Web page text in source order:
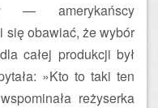
— amerykańscy
się obawiać, że wybór
całej produkcji był
»Kto to taki ten
reżyserka